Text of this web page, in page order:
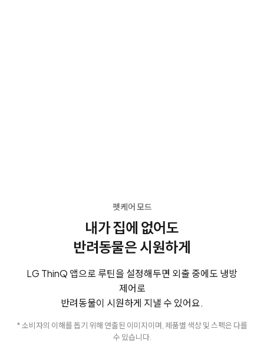
펫케어 모드
내가 집에 없어도
반려동물은 시원하게
LG ThinQ 앱으로 루틴을 설정해두면 외출 중에도 냉방
제어로
반려동물이 시원하게 지낼 수 있어요.
* 소비자의 이해를 돕기 위해 연출된 이미지이며, 제품별 색상 및 스펙은 다를
수 있습니다.